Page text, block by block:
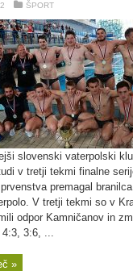
ŠPORT
slovenski vaterpolski
v tretji tekmi finalne
premagal
V tretji tekmi so v
odpor Kamničanov in
4:3, 3:6, ...
»